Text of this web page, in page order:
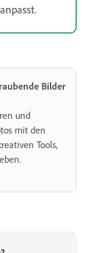
Bilder
und
mit den
Tools,